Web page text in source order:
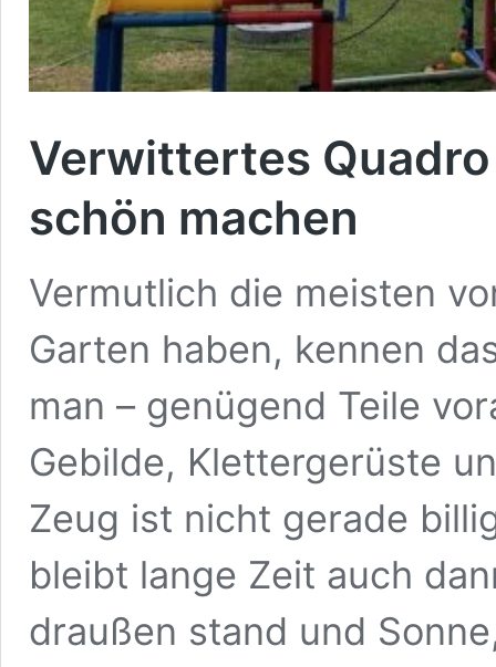
Verwittertes
schön machen
Vermutlich die meisten
Garten haben, kennen
man – genügend Teile
Gebilde, Klettergerüste
Zeug ist nicht gerade
bleibt lange Zeit auch
draußen stand und